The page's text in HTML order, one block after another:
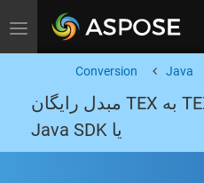
Toggle navigation
Java
Conversion
تبدیل اکسل بهTEX، SXC به TEX مبدل رایگان
یا Java SDK